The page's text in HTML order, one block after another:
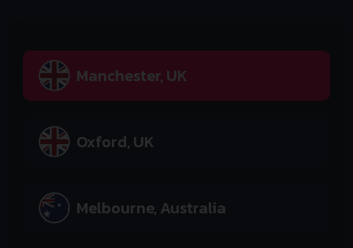
Manchester, UK
Oxford, UK
Melbourne, Australia